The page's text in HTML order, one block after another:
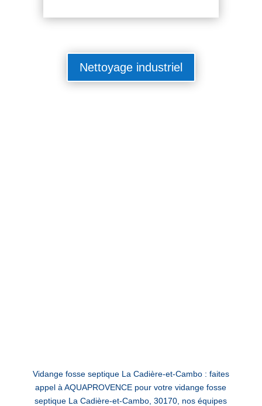
Nettoyage industriel
Vidange fosse septique La Cadière-et-Cambo : faites
appel à AQUAPROVENCE pour votre vidange fosse
septique La Cadière-et-Cambo, 30170, nos équipes